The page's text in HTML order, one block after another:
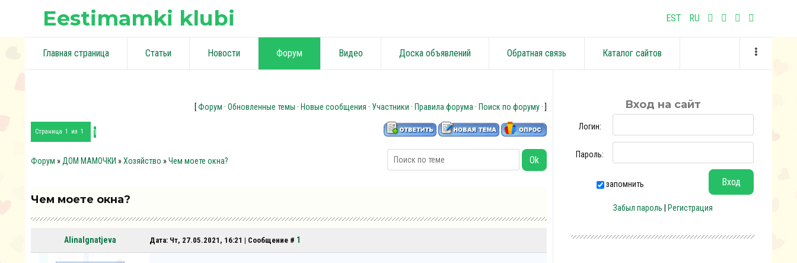
Eestimamki klubi EST RU
Главная страница Статьи Новости Форум Видео Доска объявлений Обратная связь Каталог сайтов
[Форум · Обновленные темы · Новые сообщения · Участники · Правила форума · Поиск по форуму · ]
Страница 1 из 1 1
Форум » ДОМ МАМОЧКИ »Хозяйство »Чем моете окна?
Чем моете окна?
AlinaIgnatjeva Дата: Чт, 27.05.2021, 16:21 | Сообщение # 1
Вход на сайт
Логин:
Пароль:
запомнить
Забыл пароль Регистрация